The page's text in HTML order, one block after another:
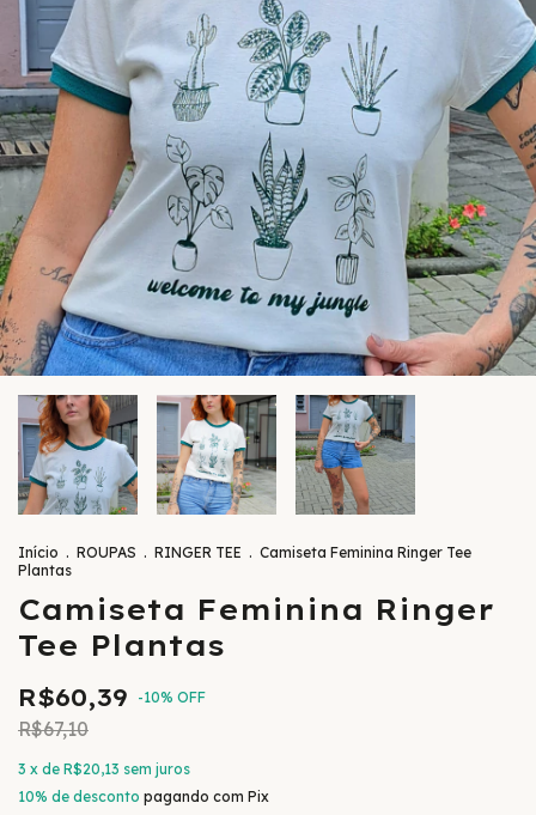
Início . ROUPAS . RINGER TEE . Camiseta Feminina Ringer Tee
Plantas
Camiseta Feminina Ringer
Tee Plantas
R$60,39 -10% OFF
R$67,10
3 x de R$20,13 sem juros
10% de desconto pagando com Pix